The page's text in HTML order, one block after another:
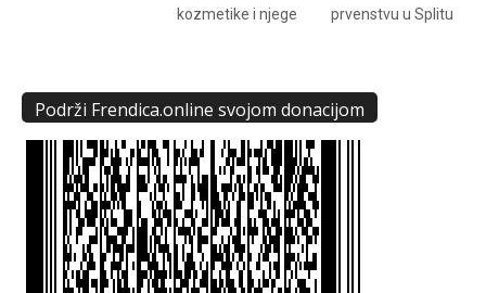
kozmetike i njege
prvenstvu u Splitu
Podrži Frendica.online svojom donacijom